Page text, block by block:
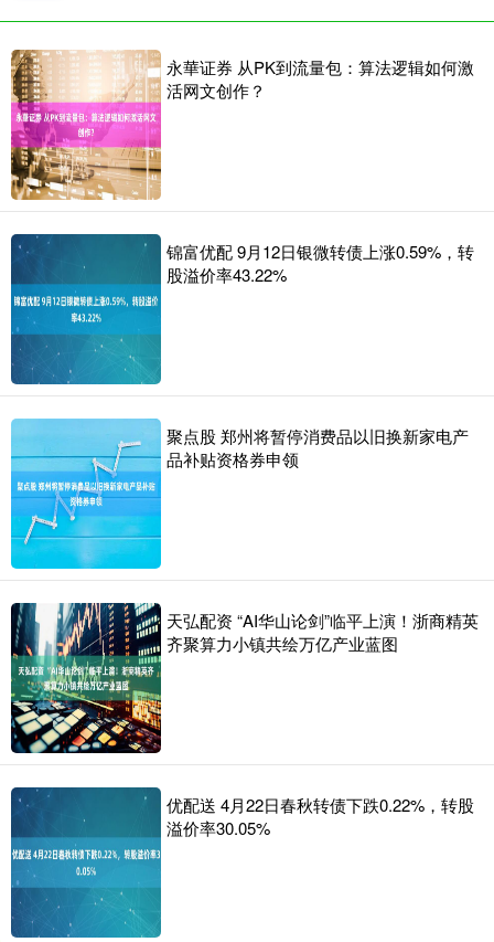
永華证券 从PK到流量包：算法逻辑如何激
活网文创作？
锦富优配 9月12日银微转债上涨0.59%，转
股溢价率43.22%
聚点股 郑州将暂停消费品以旧换新家电产
品补贴资格券申领
天弘配资 “AI华山论剑”临平上演！浙商精英
齐聚算力小镇共绘万亿产业蓝图
优配送 4月22日春秋转债下跌0.22%，转股
溢价率30.05%